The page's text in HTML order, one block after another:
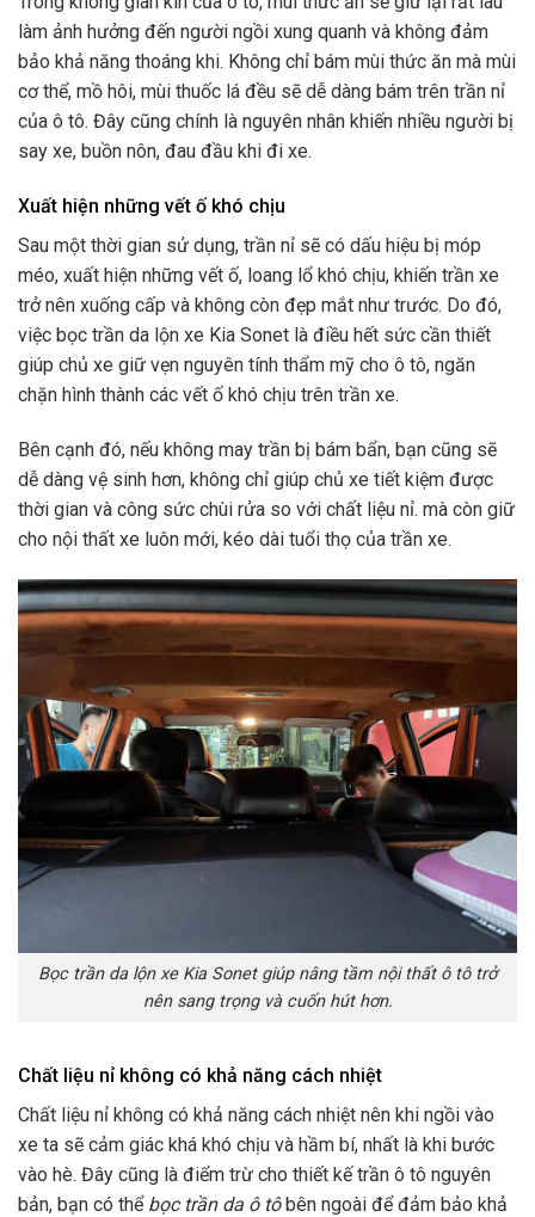
làm ảnh hưởng đến người ngồi xung quanh và không đảm
bảo khả năng thoáng khi. Không chỉ bám mùi thức ăn mà mùi
cơ thể, mồ hôi, mùi thuốc lá đều sẽ dễ dàng bám trên trần nỉ
của ô tô. Đây cũng chính là nguyên nhân khiến nhiều người bị
say xe, buồn nôn, đau đầu khi đi xe.
Xuất hiện những vết ố khó chịu
Sau một thời gian sử dụng, trần nỉ sẽ có dấu hiệu bị móp
méo, xuất hiện những vết ố, loang lổ khó chịu, khiến trần xe
trở nên xuống cấp và không còn đẹp mắt như trước. Do đó,
việc bọc trần da lộn xe Kia Sonet là điều hết sức cần thiết
giúp chủ xe giữ vẹn nguyên tính thẩm mỹ cho ô tô, ngăn
chặn hình thành các vết ố khó chịu trên trần xe.
Bên cạnh đó, nếu không may trần bị bám bẩn, bạn cũng sẽ
dễ dàng vệ sinh hơn, không chỉ giúp chủ xe tiết kiệm được
thời gian và công sức chùi rửa so với chất liệu nỉ. mà còn giữ
cho nội thất xe luôn mới, kéo dài tuổi thọ của trần xe.
Bọc trần da lộn xe Kia Sonet giúp nâng tầm nội thất ô tô trở
nên sang trọng và cuốn hút hơn.
Chất liệu nỉ không có khả năng cách nhiệt
Chất liệu nỉ không có khả năng cách nhiệt nên khi ngồi vào
xe ta sẽ cảm giác khá khó chịu và hầm bí, nhất là khi bước
vào hè. Đây cũng là điểm trừ cho thiết kế trần ô tô nguyên
bản, bạn có thể bọc trần da ô tôbên ngoài để đảm bảo khả